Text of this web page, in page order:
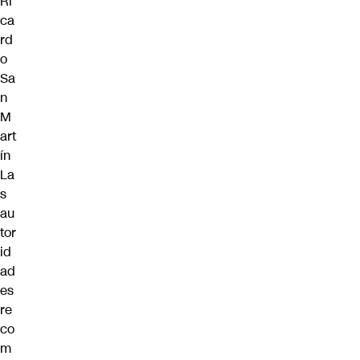
ca
rd
o
Sa
n
M
art
ín
La
s
au
tor
id
ad
es
re
co
m